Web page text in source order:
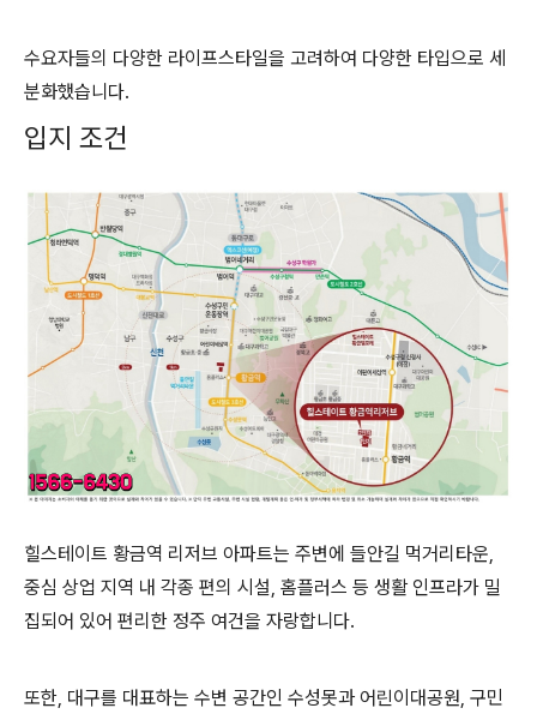
수요자들의 다양한 라이프스타일을 고려하여 다양한 타입으로 세
분화했습니다.
입지 조건
힐스테이트 황금역 리저브 아파트는 주변에 들안길 먹거리타운,
중심 상업 지역 내 각종 편의 시설, 홈플러스 등 생활 인프라가 밀
집되어 있어 편리한 정주 여건을 자랑합니다.
또한, 대구를 대표하는 수변 공간인 수성못과 어린이대공원, 구민